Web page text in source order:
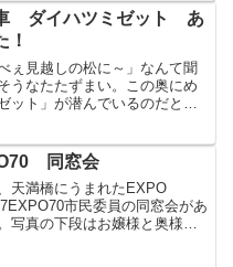
えして、ニュータウンの
表現していただき...
ダイハツミゼット あ
！
ぇ見越しの松に～」なんて聞
うなたたずまい。この奥にめ
ット」が潜んでいるのだと、
の息子だったが読書好きが講
書店」を立ち上...
同窓会
天満橋にうまれたEXPO
市民委員の同窓会があ
写真の下段はお嬢様と奥様。